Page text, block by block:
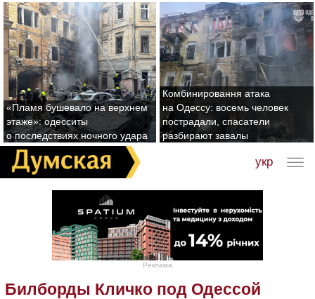
«Пламя бушевало на верхнем
этаже»: одесситы
о последствиях ночного удара
Комбинировання атака
на Одессу: восемь человек
пострадали, спасатели
разбирают завалы
укр
Реклама
Билборды Кличко под Одессой